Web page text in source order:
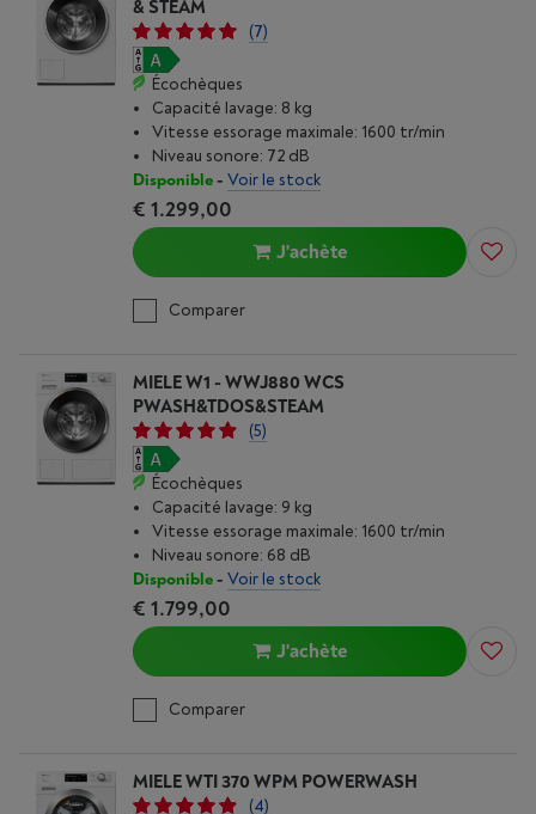
& STEAM
(7)
Écochèques
Capacité lavage: 8 kg
Vitesse essorage maximale: 1600 tr/min
Niveau sonore: 72 dB
Disponible- Voir le stock
€ 1.299,00
J'achète
Comparer
MIELE W1 - WWJ880 WCS
PWASH&TDOS&STEAM
(5)
Écochèques
Capacité lavage: 9 kg
Vitesse essorage maximale: 1600 tr/min
Niveau sonore: 68 dB
Disponible- Voir le stock
€ 1.799,00
J'achète
Comparer
MIELE WTI 370 WPM POWERWASH
(4)